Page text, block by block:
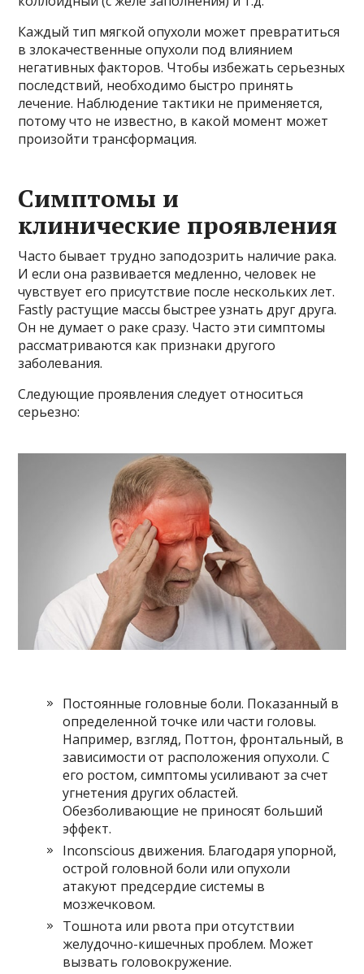
Каждый тип мягкой опухоли может превратиться
в злокачественные опухоли под влиянием
негативных факторов. Чтобы избежать серьезных
последствий, необходимо быстро принять
лечение. Наблюдение тактики не применяется,
потому что не известно, в какой момент может
произойти трансформация.
Симптомы и
клинические проявления
Часто бывает трудно заподозрить наличие рака.
И если она развивается медленно, человек не
чувствует его присутствие после нескольких лет.
Fastly растущие массы быстрее узнать друг друга.
Он не думает о раке сразу. Часто эти симптомы
рассматриваются как признаки другого
заболевания.
Следующие проявления следует относиться
серьезно:
Постоянные головные боли. Показанный в
определенной точке или части головы.
Например, взгляд, Поттон, фронтальный, в
зависимости от расположения опухоли. С
его ростом, симптомы усиливают за счет
угнетения других областей.
Обезболивающие не приносят больший
эффект.
Inconscious движения. Благодаря упорной,
острой головной боли или опухоли
атакуют предсердие системы в
мозжечковом.
Тошнота или рвота при отсутствии
желудочно-кишечных проблем. Может
вызвать головокружение.